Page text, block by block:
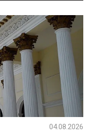
04.08.2026